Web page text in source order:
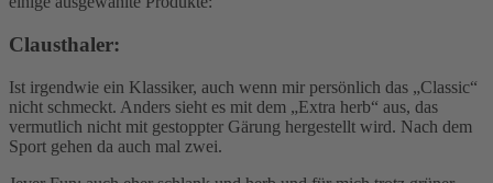
Clausthaler:
Ist irgendwie ein Klassiker, auch wenn mir persönlich das „Classic“
nicht schmeckt. Anders sieht es mit dem „Extra herb“ aus, das
vermutlich nicht mit gestoppter Gärung hergestellt wird. Nach dem
Sport gehen da auch mal zwei.